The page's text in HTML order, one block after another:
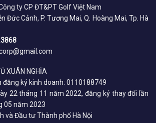
ty CP ĐT&PT Golf Việt Nam
Đức Cảnh, P. Tương Mai, Q. Hoàng Mai, Tp. Hà
XUÂN NGHĨA
đăng ký kinh doanh: 0110188749
22 tháng 11 năm 2022, đăng ký thay đổi lần
05 năm 2023
và Đầu tư Thành phố Hà Nội